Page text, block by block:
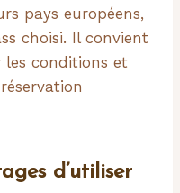
pays européens,
choisi. Il convient
les conditions et
d’utiliser